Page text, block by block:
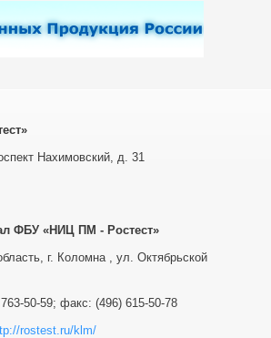
Нахимовский, д. 31
ФБУ «НИЦ ПМ - Ростест»
г. Коломна, ул. Октябрьской
50-59; факс: (496) 615-50-78
rostest.ru/klm/